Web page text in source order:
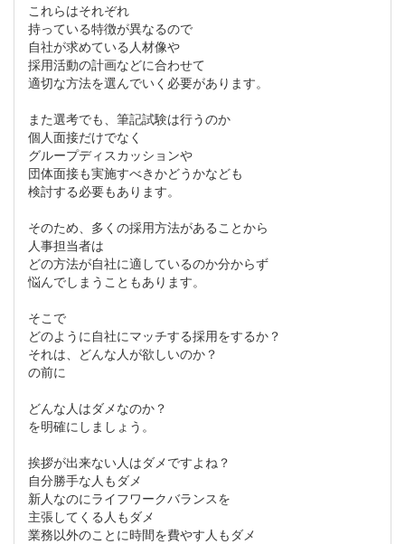
これらはそれぞれ
持っている特徴が異なるので
自社が求めている人材像や
採用活動の計画などに合わせて
適切な方法を選んでいく必要があります。
また選考でも、筆記試験は行うのか
個人面接だけでなく
グループディスカッションや
団体面接も実施すべきかどうかなども
検討する必要もあります。
そのため、多くの採用方法があることから
人事担当者は
どの方法が自社に適しているのか分からず
悩んでしまうこともあります。
そこで
どのように自社にマッチする採用をするか？
それは、どんな人が欲しいのか？
の前に
どんな人はダメなのか？
を明確にしましょう。
挨拶が出来ない人はダメですよね？
自分勝手な人もダメ
新人なのにライフワークバランスを
主張してくる人もダメ
業務以外のことに時間を費やす人もダメ